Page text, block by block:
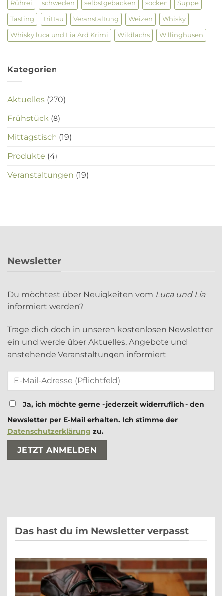
Rührei schweden selbstgebacken socken Suppe
Tasting trittau Veranstaltung Weizen Whisky
Whisky luca und Lia Ard Krimi Wildlachs Willinghusen
Kategorien
Aktuelles (270)
Frühstück (8)
Mittagstisch (19)
Produkte (4)
Veranstaltungen (19)
Newsletter
Du möchtest über Neuigkeiten vom Luca und Lia
informiert werden?
Trage dich doch in unseren kostenlosen Newsletter
ein und werde über Aktuelles, Angebote und
anstehende Veranstaltungen informiert.
Ja, ich möchte gerne - jederzeit widerruflich - den
Newsletter per E-Mail erhalten. Ich stimme der
Datenschutzerklärung zu.
Bitte lasse dieses Feld leer.
Bitte lasse dieses Feld leer.
Das hast du im Newsletter verpasst